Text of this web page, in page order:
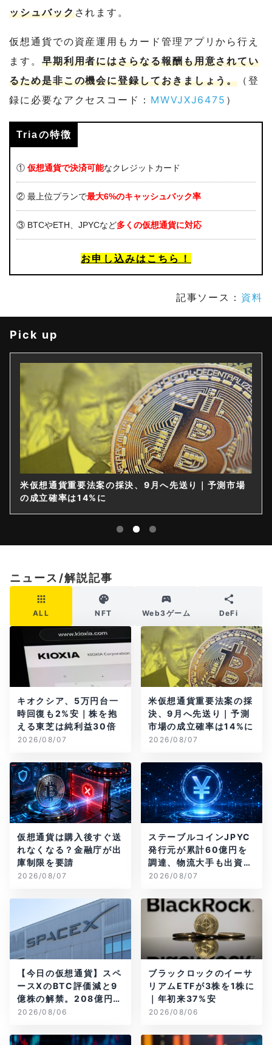
ッシュバックされます。
仮想通貨での資産運用もカード管理アプリから行え
ます。 早期利用者にはさらなる報酬も用意されてい
るため是非この機会に登録しておきましょう。 （登
録に必要なアクセスコード： MWVJXJ6475 ）
Triaの特徴
① 仮想通貨で決済可能なクレジットカード
② 最上位プランで最大6%のキャッシュバック率
③ BTCやETH、JPYCなど多くの仮想通貨に対応
お申し込みはこちら！
記事ソース： 資料
Pick up
米仮想通貨重要法案の採決、9月へ先送り｜予測市場
の成立確率は14%に
ニュース/解説記事
ALL NFT Web3ゲーム DeFi
キオクシア、5万円台一
時回復も2%安｜株を抱
える東芝は純利益30倍
2026/08/07
米仮想通貨重要法案の採
決、9月へ先送り｜予測
市場の成立確率は14%に
2026/08/07
仮想通貨は購入後すぐ送
れなくなる？金融庁が出
庫制限を要請
2026/08/07
ステーブルコインJPYC
発行元が累計60億円を
調達、物流大手も出資参
画
2026/08/07
【今日の仮想通貨】スペ
ースXのBTC評価減と9
億株の解禁。208億円相
当のBTCが盗難
2026/08/06
ブラックロックのイーサ
リアムETFが3株を1株に
｜年初来37%安
2026/08/06